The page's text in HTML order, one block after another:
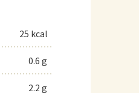
25 kcal
0.6 g
2.2 g